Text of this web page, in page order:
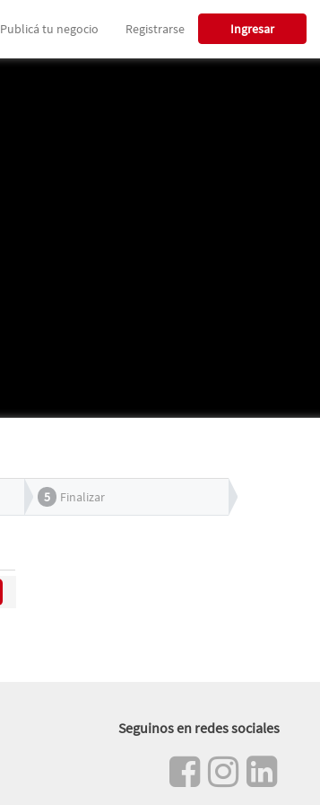
Publicá tu negocio Registrarse Ingresar
5 Finalizar
Seguinos en redes sociales